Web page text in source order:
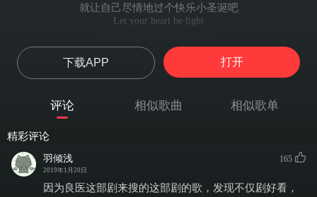
就让自己尽情地过个快乐小圣诞吧
Let your heart be light
From now on,
即刻起
Our troubles will be out of sight
Have yourself a merry little Christmas,
即刻起
下载APP 打开
评论 相似歌曲 相似歌单
精彩评论
羽倾浅
2019年1月20日
165
因为良医这部剧来搜的这部剧的歌，发现不仅剧好看，